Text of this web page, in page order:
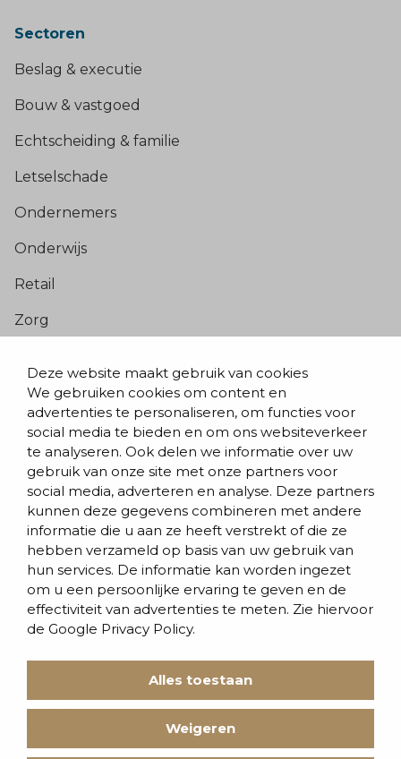
Deze website maakt gebruik van cookies
We gebruiken cookies om content en
advertenties te personaliseren, om functies voor
social media te bieden en om ons websiteverkeer
te analyseren. Ook delen we informatie over uw
gebruik van onze site met onze partners voor
social media, adverteren en analyse. Deze partners
kunnen deze gegevens combineren met andere
informatie die u aan ze heeft verstrekt of die ze
hebben verzameld op basis van uw gebruik van
hun services. De informatie kan worden ingezet
om u een persoonlijke ervaring te geven en de
effectiviteit van advertenties te meten. Zie hiervoor
de Google Privacy Policy.
Alles toestaan
Weigeren
Sectoren
Beslag & executie
Bouw & vastgoed
Echtscheiding & familie
Letselschade
Ondernemers
Onderwijs
Retail
Zorg
Blogs & nieuws
Contact
Evenementen
Team
Werken bij BVD
Cookies
Klachtenregeling
Voorwaarden